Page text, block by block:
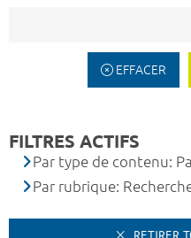
EFFACER
FILTRES ACTIFS
Par type de contenu:
Par rubrique: